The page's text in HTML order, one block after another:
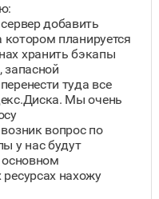
добавить
котором планируется
хранить бэкапы
запасной
туда все
Мы очень
вопрос по
у нас будут
основном
нахожу